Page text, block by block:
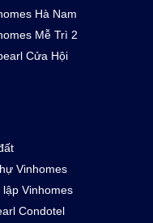
Hà Nam
Mễ Trì 2
Cửa Hội
Vinhomes
lập Vinhomes
Condotel